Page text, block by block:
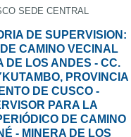
SEDE CENTRAL
DE SUPERVISION:
CAMINO VECINAL
DE LOS ANDES - CC.
PROVINCIA
DE CUSCO -
PARA LA
DE CAMINO
- MINERA DE LOS